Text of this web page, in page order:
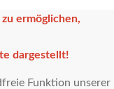
ermöglichen,
dargestellt!
Funktion unserer